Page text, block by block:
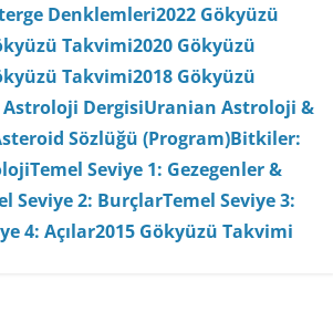
Denklemleri2022 Gökyüzü
Takvimi2020 Gökyüzü
Takvimi2018 Gökyüzü
DergisiUranian Astroloji &
Sözlüğü (Program)Bitkiler:
Temel Seviye 1: Gezegenler &
Seviye 2: BurçlarTemel Seviye 3:
4: Açılar2015 Gökyüzü Takvimi